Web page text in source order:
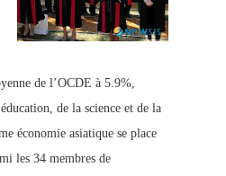
de l’OCDE à 5.9%,
de la science et de la
économie asiatique se place
les 34 membres de